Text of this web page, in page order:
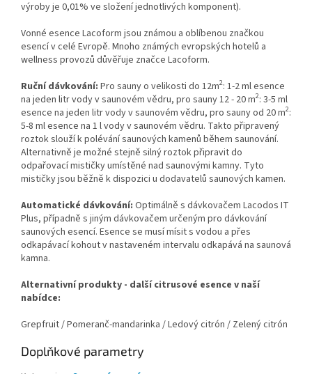
výroby je 0,01% ve složení jednotlivých komponent).
Vonné esence Lacoform jsou známou a oblíbenou značkou
esencí v celé Evropě. Mnoho známých evropských hotelů a
wellness provozů důvěřuje značce Lacoform.
Ruční dávkování: Pro sauny o velikosti do 12m2: 1-2 ml esence
na jeden litr vody v saunovém vědru, pro sauny 12 - 20 m2: 3-5 ml
esence na jeden litr vody v saunovém vědru, pro sauny od 20 m2:
5-8 ml esence na 1 l vody v saunovém vědru. Takto připravený
roztok slouží k polévání saunových kamenů během saunování.
Alternativně je možné stejně silný roztok připravit do
odpařovací mističky umístěné nad saunovými kamny. Tyto
mističky jsou běžně k dispozici u dodavatelů saunových kamen.
Automatické dávkování: Optimálně s dávkovačem Lacodos IT
Plus, případně s jiným dávkovačem určeným pro dávkování
saunových esencí. Esence se musí mísit s vodou a přes
odkapávací kohout v nastaveném intervalu odkapává na saunová
kamna.
Alternativní produkty - další citrusové esence v naší
nabídce:
Grepfruit / Pomeranč-mandarinka / Ledový citrón / Zelený citrón
Doplňkové parametry